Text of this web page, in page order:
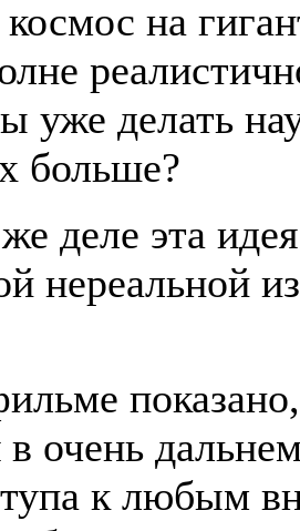
на
уже делать
больше?
деле эта
нереальной
в очень
к любым